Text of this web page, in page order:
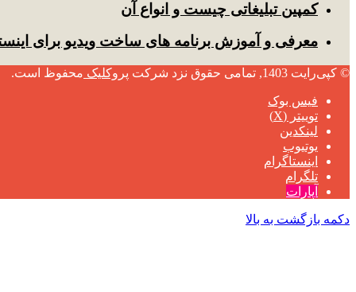
کمپین تبلیغاتی چیست و انواع آن
معرفی و آموزش برنامه های ساخت ویدیو برای
© کپی‌رایت 1403, تمامی حقوق نزد شرکت پروکلیک محفوظ است.
فیس بوک
توییتر (X)
لینکدین
یوتیوب
اینستاگرام
تلگرام
آپارات
دکمه بازگشت به بالا